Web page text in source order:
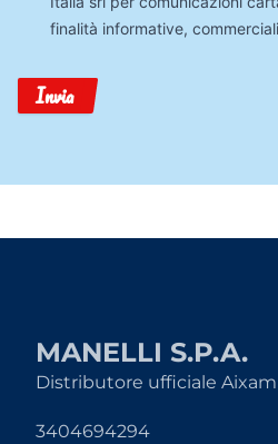
finalità informative,
Invia
MANELLI S.P.A.
Distributore ufficiale
3404694294